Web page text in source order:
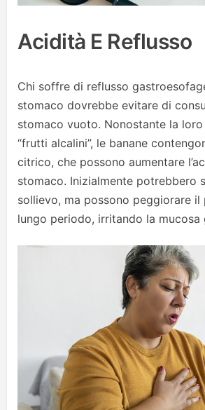
Acidità E Reflusso
Chi soffre di reflusso
stomaco dovrebbe evitare di
stomaco vuoto. Nonostante la
“frutti alcalini”, le banane
citrico, che possono aumentare
stomaco. Inizialmente potrebbero
sollievo, ma possono peggiorare il
lungo periodo, irritando la mucosa